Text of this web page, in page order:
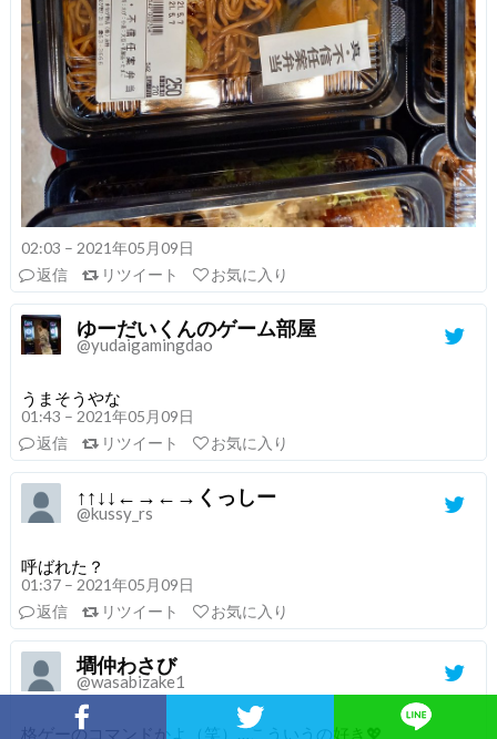
02:03 – 2021年05月09日
返信
リツイート お気に入り
ゆーだいくんのゲーム部屋
@yudaigamingdao
うまそうやな
01:43 – 2021年05月09日
返信
リツイート お気に入り
↑↑↓↓←→←→くっしー
@kussy_rs
呼ばれた？
01:37 – 2021年05月09日
返信
リツイート お気に入り
墹仲わさび
@wasabizake1
格ゲーのコマンドかよ（笑）…こういうの好き💖
Facebookでシェア Twitterでシェア